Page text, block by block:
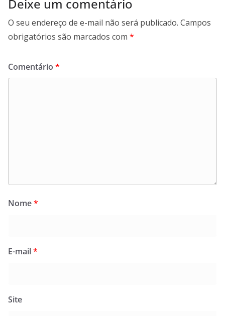
Deixe um comentário
O seu endereço de e-mail não será publicado. Campos
obrigatórios são marcados com *
Comentário *
Nome*
E-mail*
Site